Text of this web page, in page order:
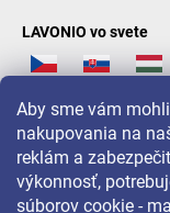
Aby sme vám
nakupovania na
reklám a
výkonnosť,
súborov cookie -
LAVONIO vo svete
Pre akcie, súťaže a